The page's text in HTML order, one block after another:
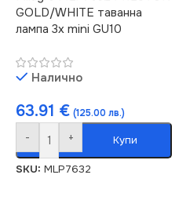
GOLD/WHITE таванна
лампа 3x mini GU10
Налично
63.91 € (125.00 лв.)
- + Купи
SKU: MLP7632